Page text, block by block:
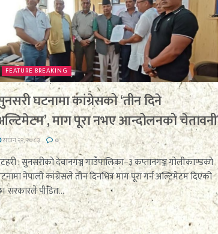
FEATURE BREAKING
घटनामा कांग्रेसको ‘तीन दिने
माग पूरा नभए आन्दोलनको चेतावनी
साउन २२, २०८३ 0
: सुनसरीको देवानगञ्ज गाउँपालिका–३ कप्तानगञ्ज गोलीकाण्डको
नेपाली कांग्रेसले तीन दिनभित्र माग पूरा गर्न अल्टिमेटम दिएको
सरकारले पीडित...